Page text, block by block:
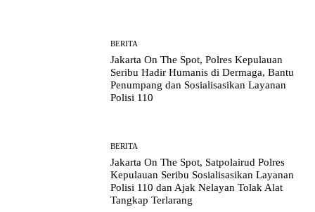
BERITA
Jakarta On The Spot, Polres Kepulauan
Seribu Hadir Humanis di Dermaga, Bantu
Penumpang dan Sosialisasikan Layanan
Polisi 110
BERITA
Jakarta On The Spot, Satpolairud Polres
Kepulauan Seribu Sosialisasikan Layanan
Polisi 110 dan Ajak Nelayan Tolak Alat
Tangkap Terlarang